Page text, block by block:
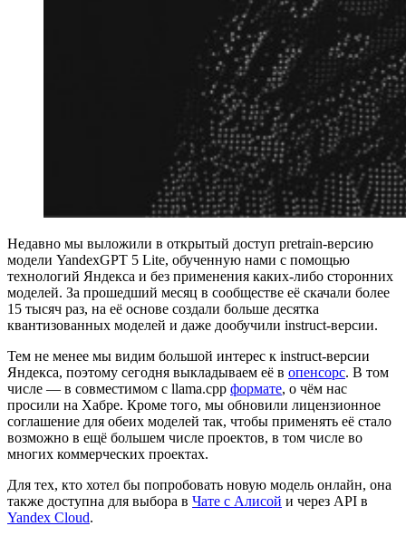
Недавно мы выложили в открытый доступ pretrain-версию
модели YandexGPT 5 Lite, обученную нами с помощью
технологий Яндекса и без применения каких-либо сторонних
моделей. За прошедший месяц в сообществе её скачали более
15 тысяч раз, на её основе создали больше десятка
квантизованных моделей и даже дообучили instruct-версии.
Тем не менее мы видим большой интерес к instruct-версии
Яндекса, поэтому сегодня выкладываем её в опенсорс. В том
числе — в совместимом с llama.cpp формате, о чём нас
просили на Хабре. Кроме того, мы обновили лицензионное
соглашение для обеих моделей так, чтобы применять её стало
возможно в ещё большем числе проектов, в том числе во
многих коммерческих проектах.
Для тех, кто хотел бы попробовать новую модель онлайн, она
также доступна для выбора в Чате с Алисой и через API в
Yandex Cloud.